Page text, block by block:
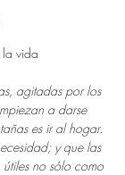
la vida
agitadas por los
a darse
es ir al hogar.
y que las
útiles no sólo como